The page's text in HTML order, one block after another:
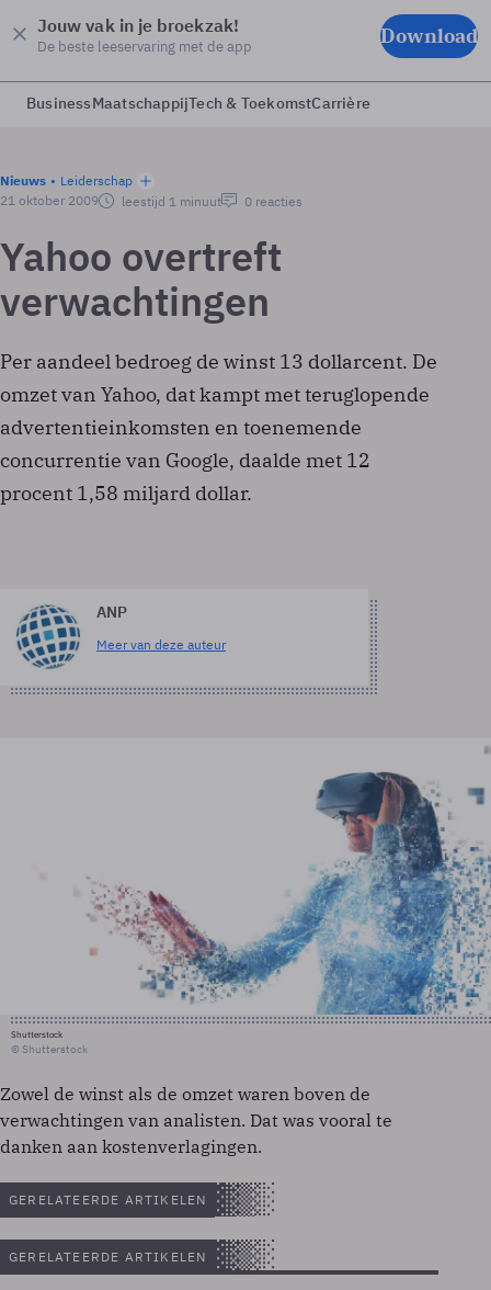
Jouw vak in je broekzak!
De beste leeservaring met de app Download
BusinessMaatschappijTech & ToekomstCarrière
Nieuws
Leiderschap
21 oktober 2009
leestijd 1 minuut 0 reacties
Yahoo overtreft
verwachtingen
Per aandeel bedroeg de winst 13 dollarcent. De
omzet van Yahoo, dat kampt met teruglopende
advertentieinkomsten en toenemende
concurrentie van Google, daalde met 12
procent 1,58 miljard dollar.
ANP
Meer van deze auteur
Shutterstock
© Shutterstock
Zowel de winst als de omzet waren boven de
verwachtingen van analisten. Dat was vooral te
danken aan kostenverlagingen.
GERELATEERDE ARTIKELEN
GERELATEERDE ARTIKELEN